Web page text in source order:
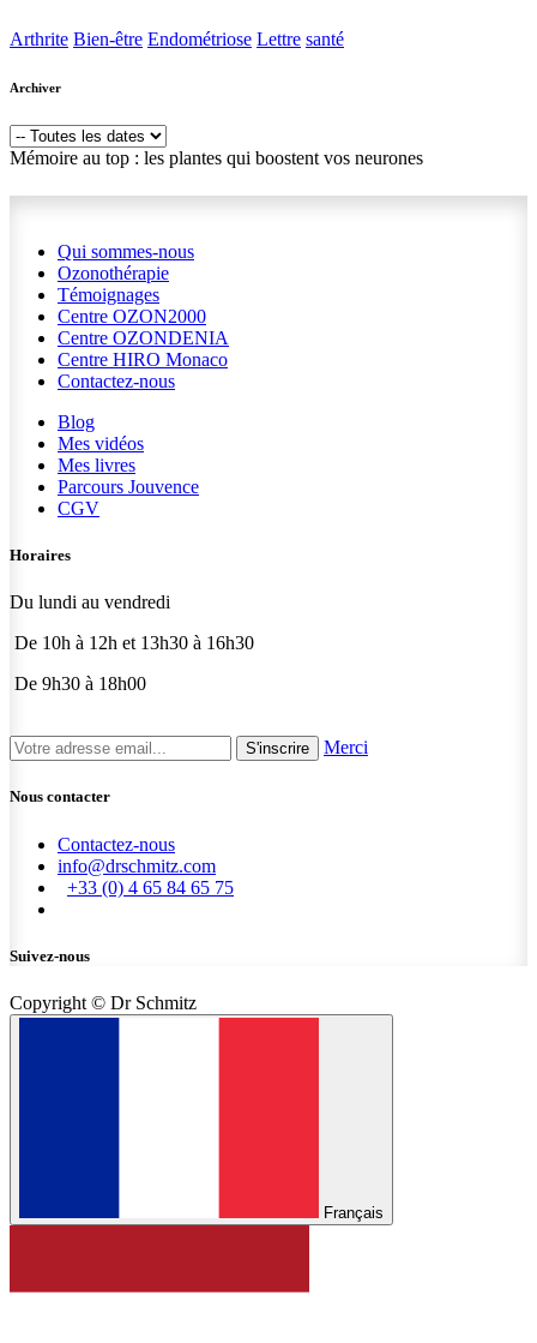
Arthrite Bien-être Endométriose Lettre santé
Archiver
Mémoire au top : les plantes qui boostent vos neurones
Qui sommes-nous
Ozonothérapie
Témoignages
Centre OZON2000
Centre OZONDENIA
Centre HIRO Monaco
Contactez-nous
Blog
Mes vidéos
Mes livres
Parcours Jouvence
CGV
Horaires
Du lundi au vendredi
De 10h à 12h et 13h30 à 16h30
De 9h30 à 18h00
S'inscrire Merci
Nous contacter
Contactez-nous
info@drschmitz.com
+33 (0) 4 65 84 65 75
Suivez-nous
Copyright © Dr Schmitz
Français